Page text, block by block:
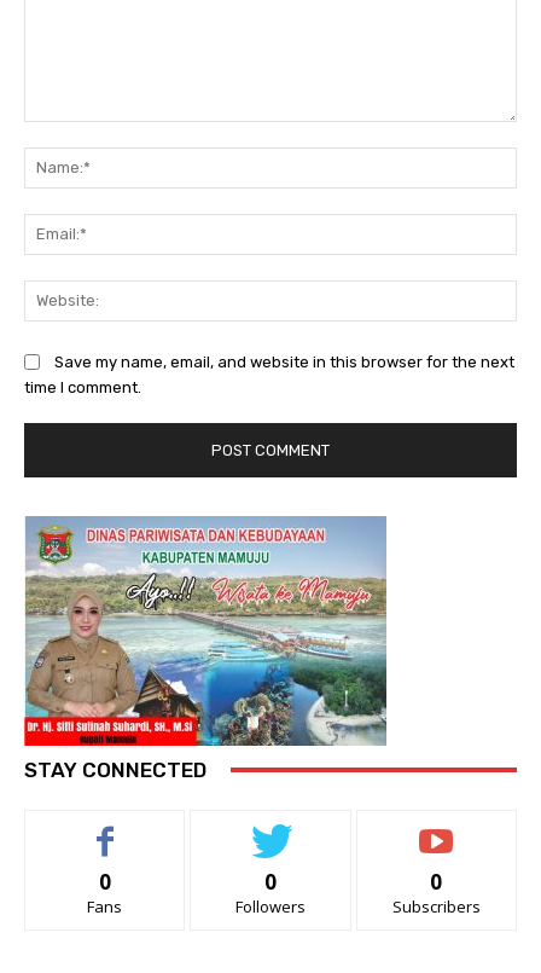
Save my name, email, and website in this browser for the next
time I comment.
STAY CONNECTED
0
Fans
0
Followers
0
Subscribers